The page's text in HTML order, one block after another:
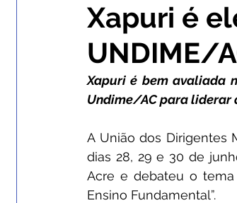
Comunicados e Avisos
Defesa Civil SEMULHER
Xapuri é
UNDIME/
Xapuri é bem avaliada
Undime/AC para liderar
A União dos Dirigentes
dias 28, 29 e 30 de
Acre e debateu o tema
Ensino Fundamental”.